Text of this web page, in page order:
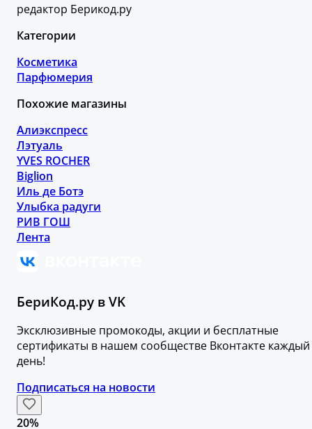
редактор Берикод.ру
Категории
Косметика
Парфюмерия
Похожие магазины
Алиэкспресс
Лэтуаль
YVES ROCHER
Biglion
Иль де Ботэ
Улыбка радуги
РИВ ГОШ
Лента
БериКод.ру в VK
Эксклюзивные промокоды, акции и бесплатные
сертификаты в нашем сообществе Вконтакте каждый
день!
Подписаться на новости
20%